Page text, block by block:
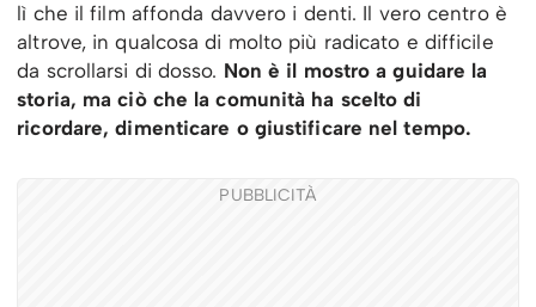
lì che il film affonda davvero i denti. Il vero centro è
altrove, in qualcosa di molto più radicato e difficile
da scrollarsi di dosso. Non è il mostro a guidare la
storia, ma ciò che la comunità ha scelto di
ricordare, dimenticare o giustificare nel tempo.
PUBBLICITÀ